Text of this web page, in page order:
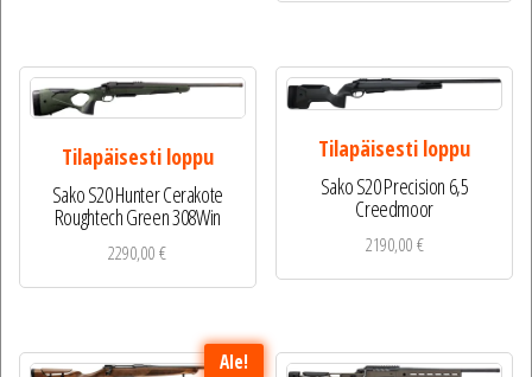
Tilapäisesti loppu
Sako S20 Hunter Cerakote
Roughtech Green 308Win
2290,00€
Tilapäisesti loppu
Sako S20 Precision 6,5
Creedmoor
2190,00€
Ale!